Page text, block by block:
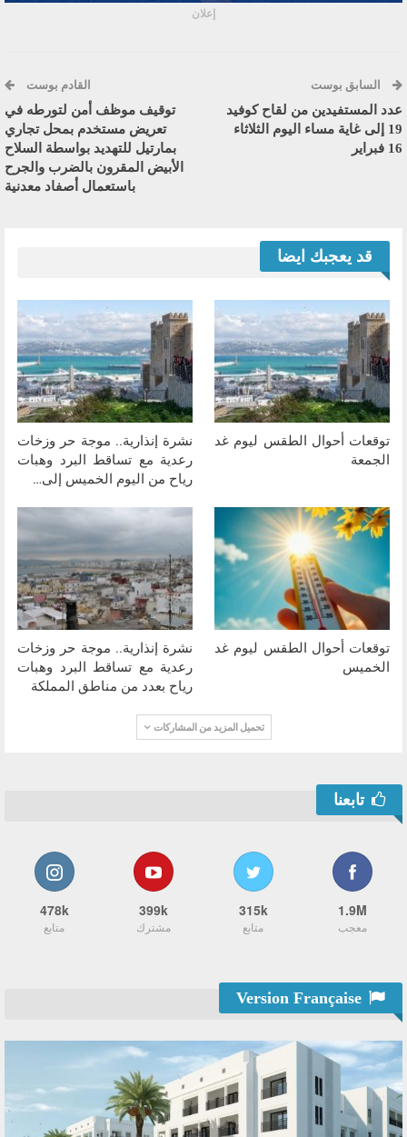
إعلان
السابق بوست
عدد المستفيدين من لقاح كوفيد
19 إلى غاية مساء اليوم الثلاثاء
16 فبراير
القادم بوست
توقيف موظف أمن لتورطه في
تعريض مستخدم بمحل تجاري
بمارتيل للتهديد بواسطة السلاح
الأبيض المقرون بالضرب والجرح
باستعمال أصفاد معدنية
قد يعجبك ايضا
توقعات أحوال الطقس ليوم غد
الجمعة
نشرة إنذارية.. موجة حر وزخات
رعدية مع تساقط البرد وهبات
رياح من اليوم الخميس إلى…
توقعات أحوال الطقس ليوم غد
الخميس
نشرة إنذارية.. موجة حر وزخات
رعدية مع تساقط البرد وهبات
رياح بعدد من مناطق المملكة
تحميل المزيد من المشاركات
تابعنا
1.9M
معجب
315k
متابع
399k
مشترك
478k
متابع